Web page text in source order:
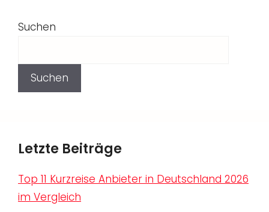
Suchen
Suchen
Letzte Beiträge
Top 11 Kurzreise Anbieter in Deutschland 2026
im Vergleich